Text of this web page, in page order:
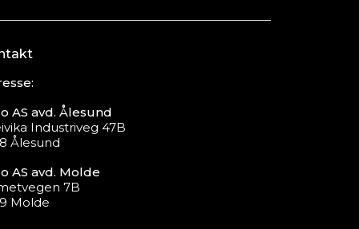
AS avd. Ålesund
Industriveg 47B
Ålesund
AS avd. Molde
7B
Molde